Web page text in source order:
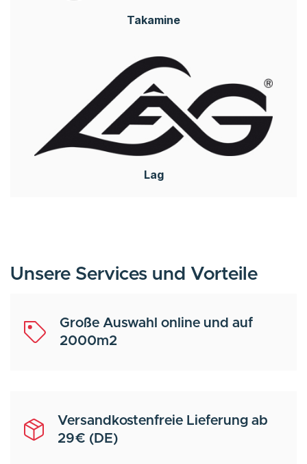
Takamine
Lag
Unsere Services und Vorteile
Große Auswahl online und auf
2000m2
Versandkostenfreie Lieferung ab
29€ (DE)